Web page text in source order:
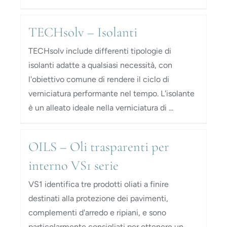
TECHsolv – Isolanti
TECHsolv include differenti tipologie di
isolanti adatte a qualsiasi necessità, con
l'obiettivo comune di rendere il ciclo di
verniciatura performante nel tempo. L'isolante
è un alleato ideale nella verniciatura di ...
OILS – Oli trasparenti per
interno VS1 serie
VS1 identifica tre prodotti oliati a finire
destinati alla protezione dei pavimenti,
complementi d'arredo e ripiani, e sono